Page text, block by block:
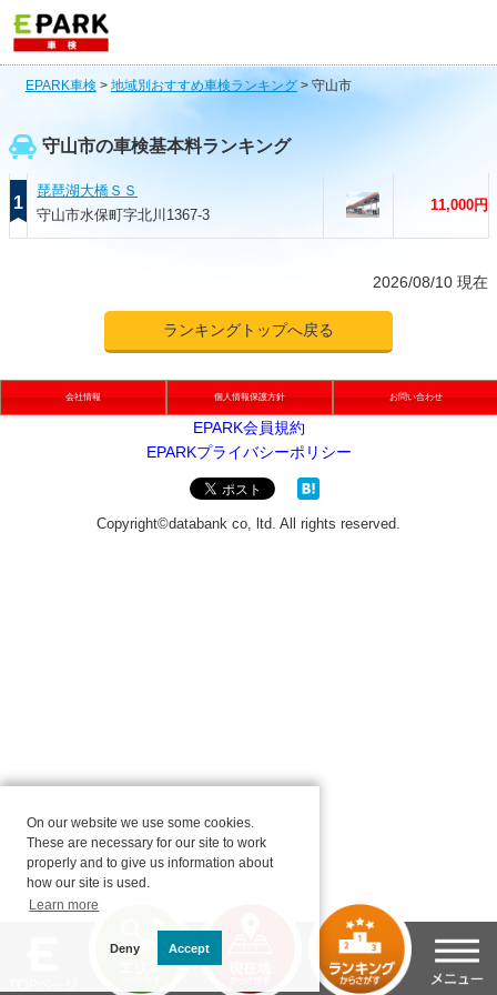
EPARK車検 > 地域別おすすめ車検ランキング> 守山市
守山市の車検基本料ランキング
1
琵琶湖大橋ＳＳ
守山市水保町字北川1367-3
11,000円
2026/08/10 現在
ランキングトップへ戻る
会社情報 個人情報保護方針 お問い合わせ
On our website we use some cookies.
These are necessary for our site to work
properly and to give us information about
how our site is used.
Learn more
Deny Accept